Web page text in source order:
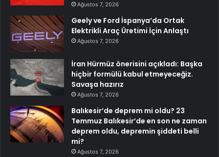
Ağustos 7, 2026
Geely ve Ford İspanya’da Ortak
Elektrikli Araç Üretimi İçin Anlaştı
Ağustos 7, 2026
İran Hürmüz önerisini açıkladı: Başka
hiçbir formülü kabul etmeyeceğiz.
Savaşa hazırız
Ağustos 7, 2026
Balıkesir’de deprem mi oldu? 23
Temmuz Balıkesir’de en son ne zaman
deprem oldu, depremin şiddeti belli
mi?
Ağustos 7, 2026